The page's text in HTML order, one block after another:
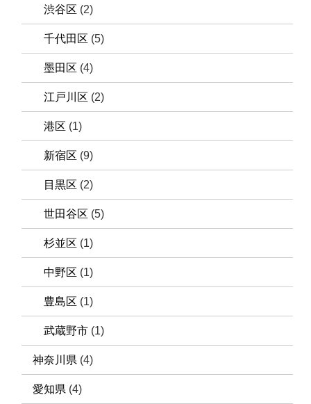
渋谷区 (2)
千代田区 (5)
墨田区 (4)
江戸川区 (2)
港区 (1)
新宿区 (9)
目黒区 (2)
世田谷区 (5)
杉並区 (1)
中野区 (1)
豊島区 (1)
武蔵野市 (1)
神奈川県 (4)
愛知県 (4)